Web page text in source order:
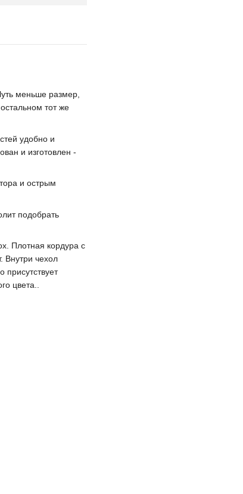
меньше размер,
тот же
удобно и
и изготовлен -
и острым
подобрать
Плотная кордура с
Внутри чехол
присутствует
цвета..